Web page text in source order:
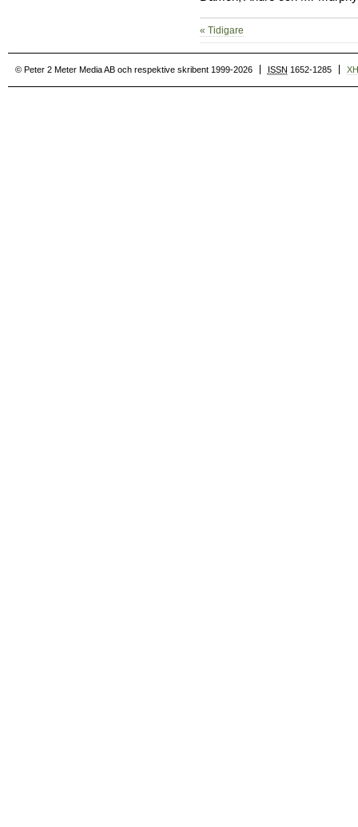
« Tidigare
© Peter 2 Meter Media AB och respektive skribent 1999-2026 ISSN 1652-1285